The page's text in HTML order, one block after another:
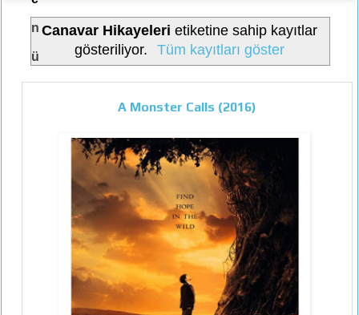
n
ü
Canavar Hikayeleri etiketine sahip kayıtlar
gösteriliyor.
Tüm kayıtları göster
A Monster Calls (2016)